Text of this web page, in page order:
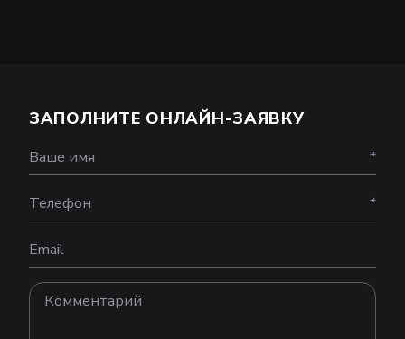
ЗАПОЛНИТЕ ОНЛАЙН-ЗАЯВКУ
Ваше имя *
Телефон *
Email